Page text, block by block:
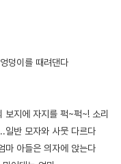
덩이를 때려댄다
보지에 자지를 퍽~퍽~! 소리
일반 모자와 사뭇 다르다
마 아들은 의자에 앉는다